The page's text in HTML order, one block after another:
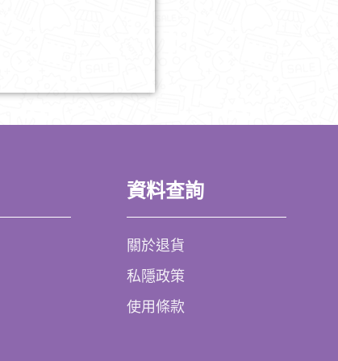
資料查詢
關於退貨
私隱政策
使用條款